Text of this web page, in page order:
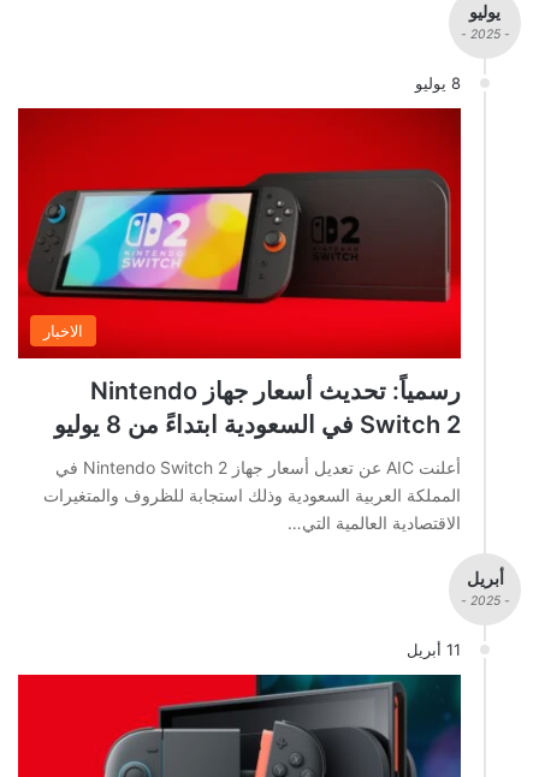
يوليو
- 2025 -
8 يوليو
الاخبار
رسمياً: تحديث أسعار جهاز Nintendo
Switch 2 في السعودية ابتداءً من 8 يوليو
أعلنت AIC عن تعديل أسعار جهاز Nintendo Switch 2 في
المملكة العربية السعودية وذلك استجابة للظروف والمتغيرات
الاقتصادية العالمية التي…
أبريل
- 2025 -
11 أبريل